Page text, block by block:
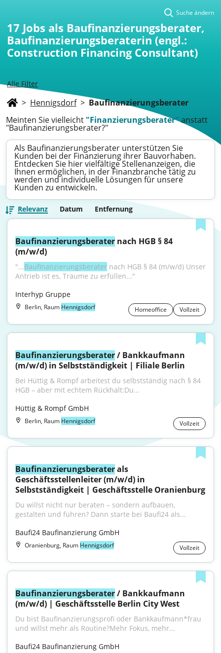
Alle Filter
Suche ändern
17 Jobs als Baufinanzierungsberater,
Baufinanzierungsberaterin (engl.:
Construction Financing Consultant)
> Hennigsdorf > Baufinanzierungsberater
Meinten Sie vielleicht "Finanzierungsberater"anstatt
"Baufinanzierungsberater?"
Als Baufinanzierungsberater unterstützen Sie
Kunden bei der Finanzierung ihrer Bauvorhaben.
Entdecken Sie hier vielfältige Stellenanzeigen, die
Ihnen ermöglichen, in der Finanzbranche tätig zu
werden und individuelle Lösungen für unsere
Kunden zu entwickeln.
Relevanz Datum Entfernung
Baufinanzierungsberater nach HGB § 84
(m/w/d)
"...Baufinanzierungsberater nach HGB § 84 (m/w/d) Unser
Antrieb ist es, Träume zu erfüllen..."
Interhyp Gruppe
Berlin, Raum Hennigsdorf Homeoffice Vollzeit
Baufinanzierungsberater / Bankkaufmann
(m/w/d) in Selbstständigkeit | Filiale Berlin
Bei Hüttig & Rompf arbeitest du selbstständig nach § 84
HGB – aber mit echtem Rückhalt:Du...
Hüttig & Rompf GmbH
Berlin, Raum Hennigsdorf Vollzeit
Baufinanzierungsberater als
Geschäftsstellenleiter (m/w/d) in
Selbstständigkeit | Geschäftsstelle Oranienburg
Du willst nicht nur beraten – sondern aufbauen,
gestalten und führen? Dann starte bei Baufi24 als...
Baufi24 Baufinanzierung GmbH
Oranienburg, Raum Hennigsdorf Vollzeit
Baufinanzierungsberater / Bankkaufmann
(m/w/d) | Geschäftsstelle Berlin City West
Du bist Baufinanzierungsprofi oder Bankkaufmann*frau
und willst mehr als Routine?Mehr Fokus, mehr...
Baufi24 Baufinanzierung GmbH